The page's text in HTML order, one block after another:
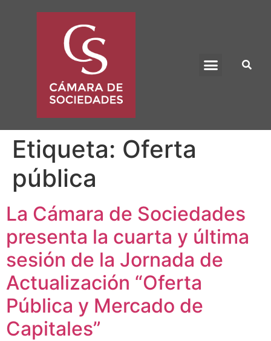
Etiqueta: Oferta
pública
La Cámara de Sociedades
presenta la cuarta y última
sesión de la Jornada de
Actualización “Oferta
Pública y Mercado de
Capitales”